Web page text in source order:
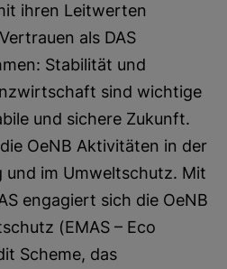
ihren Leitwerten
als DAS
Stabilität und
sind wichtige
und sichere Zukunft.
OeNB Aktivitäten in der
und im Umweltschutz. Mit
engagiert sich die OeNB
(EMAS – Eco
Scheme, das